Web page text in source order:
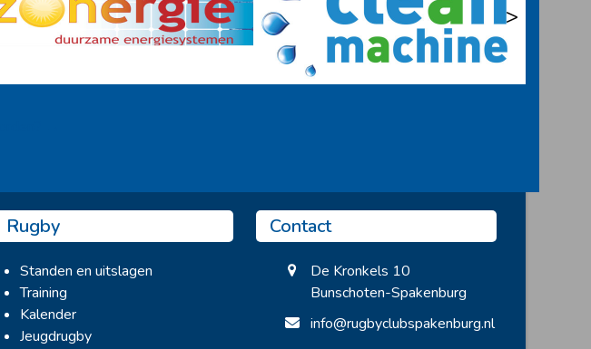
>
Rugby
Standen en uitslagen
Training
Kalender
Jeugdrugby
Contact
De Kronkels 10
Bunschoten-Spakenburg
info@rugbyclubspakenburg.nl